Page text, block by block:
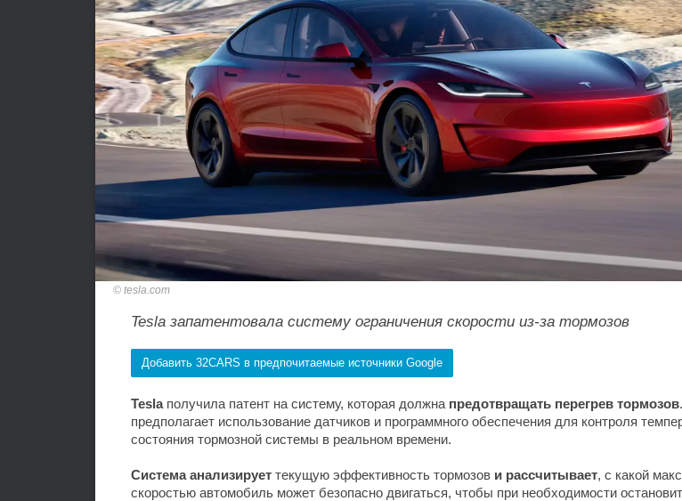
tesla.com
Tesla запатентовала систему ограничения скорости из-за тормозов
Добавить 32CARS в предпочитаемые источники Google
Teslaполучила патент на систему, которая должна предотвращать перегрев тормозов
предполагает использование датчиков и программного обеспечения для контроля
состояния тормозной системы в реальном времени.
Система анализирует текущую эффективность тормозов и рассчитывает, с какой
скоростью автомобиль может безопасно двигаться, чтобы при необходимости